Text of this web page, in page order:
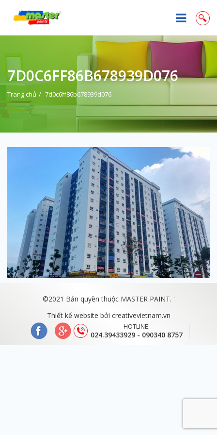
7D0C6FF86B678939D076
Trang chủ 7d0c6ff86b678939d076
©2021 Bản quyền thuộc MASTER PAINT. .
Thiết kế website bởi creativevietnam.vn
HOTLINE:
024.39433929 - 090340 8757